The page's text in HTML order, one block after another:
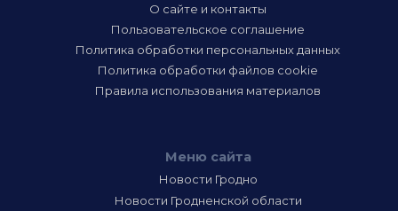
О сайте и контакты
Пользовательское соглашение
Политика обработки персональных данных
Политика обработки файлов cookie
Правила использования материалов
Меню сайта
Новости Гродно
Новости Гродненской области